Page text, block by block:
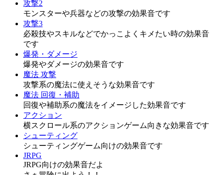
攻撃2
モンスターや兵器などの攻撃の効果音です
攻撃3
必殺技やスキルなどでかっこよくキメたい時の効果音
です
爆発・ダメージ
爆発やダメージの効果音です
魔法 攻撃
攻撃系の魔法に使えそうな効果音です
魔法 回復・補助
回復や補助系の魔法をイメージした効果音です
アクション
横スクロール系のアクションゲーム向きな効果音です
シューティング
シューティングゲーム向けの効果音です
JRPG
JRPG向けの効果音だよ